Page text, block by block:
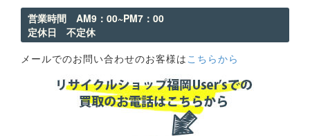
営業時間 AM9：00~PM7：00
定休日 不定休
メールでのお問い合わせのお客様はこちらから